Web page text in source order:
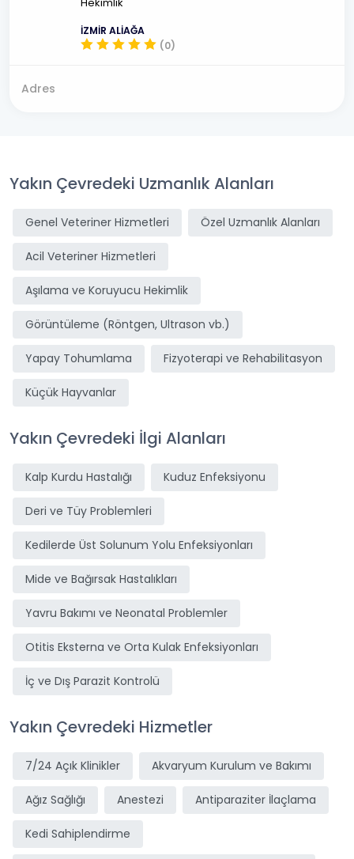
İZMİR ALİAĞA
(0)
Adres
Yakın Çevredeki Uzmanlık Alanları
Genel Veteriner Hizmetleri Özel Uzmanlık Alanları
Acil Veteriner Hizmetleri
Aşılama ve Koruyucu Hekimlik
Görüntüleme (Röntgen, Ultrason vb.)
Yapay Tohumlama Fizyoterapi ve Rehabilitasyon
Küçük Hayvanlar
Yakın Çevredeki İlgi Alanları
Kalp Kurdu Hastalığı Kuduz Enfeksiyonu
Deri ve Tüy Problemleri
Kedilerde Üst Solunum Yolu Enfeksiyonları
Mide ve Bağırsak Hastalıkları
Yavru Bakımı ve Neonatal Problemler
Otitis Eksterna ve Orta Kulak Enfeksiyonları
İç ve Dış Parazit Kontrolü
Yakın Çevredeki Hizmetler
7/24 Açık Klinikler Akvaryum Kurulum ve Bakımı
Ağız Sağlığı Anestezi Antiparaziter İlaçlama
Kedi Sahiplendirme